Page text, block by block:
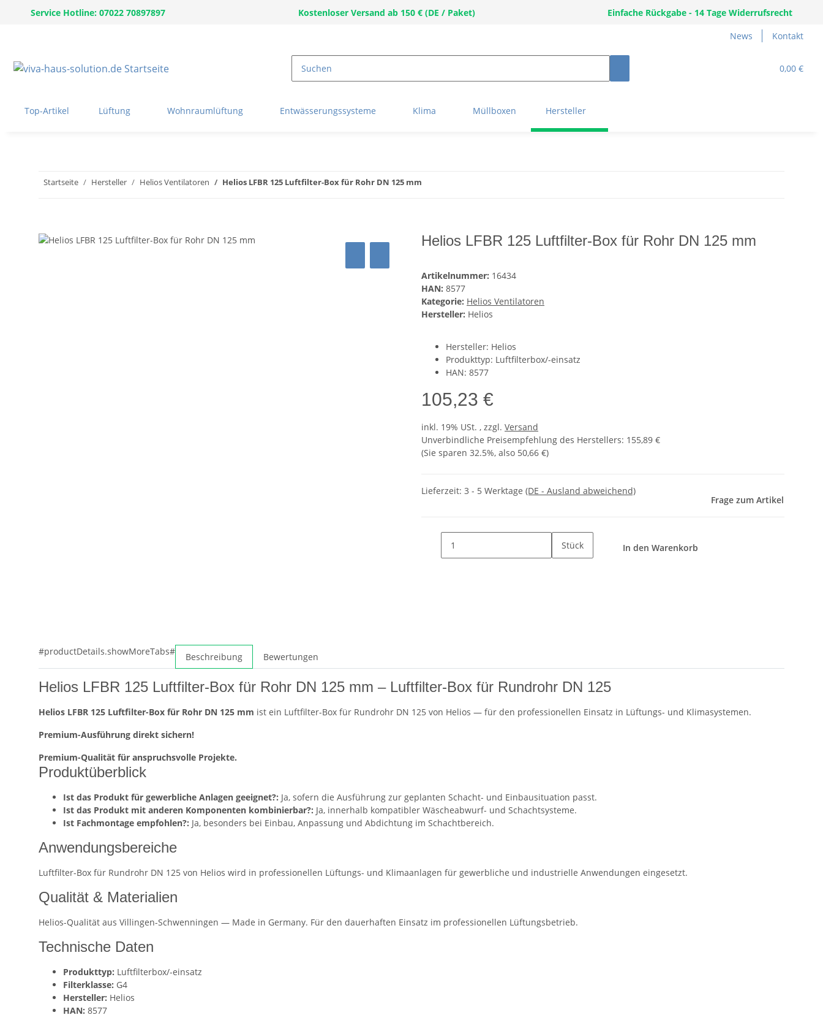
Service Hotline: 07022 70897897 Kostenloser Versand ab 150 € (DE / Paket) Einfache Rückgabe - 14 Tage Widerrufsrecht
News Kontakt
0,00 €
Top-Artikel Lüftung Wohnraumlüftung Entwässerungssysteme Klima Müllboxen Hersteller
Startseite Hersteller Helios Ventilatoren Helios LFBR 125 Luftfilter-Box für Rohr DN 125 mm
Helios LFBR 125 Luftfilter-Box für Rohr DN 125 mm
Artikelnummer: 16434
HAN: 8577
Kategorie: Helios Ventilatoren
Hersteller: Helios
Hersteller: Helios
Produkttyp: Luftfilterbox/-einsatz
HAN: 8577
105,23 €
inkl. 19% USt. , zzgl. Versand
Unverbindliche Preisempfehlung des Herstellers: 155,89 €
(Sie sparen 32.5%, also 50,66 €)
Lieferzeit: 3 - 5 Werktage (DE - Ausland abweichend)
Frage zum Artikel
Stück In den Warenkorb
#productDetails.showMoreTabs# Beschreibung Bewertungen
Helios LFBR 125 Luftfilter-Box für Rohr DN 125 mm – Luftfilter-Box für Rundrohr DN 125
Helios LFBR 125 Luftfilter-Box für Rohr DN 125 mm ist ein Luftfilter-Box für Rundrohr DN 125 von Helios — für den professionellen Einsatz in Lüftungs- und Klimasystemen.
Premium-Ausführung direkt sichern!
Premium-Qualität für anspruchsvolle Projekte.
Produktüberblick
Ist das Produkt für gewerbliche Anlagen geeignet?: Ja, sofern die Ausführung zur geplanten Schacht- und Einbausituation passt.
Ist das Produkt mit anderen Komponenten kombinierbar?: Ja, innerhalb kompatibler Wäscheabwurf- und Schachtsysteme.
Ist Fachmontage empfohlen?: Ja, besonders bei Einbau, Anpassung und Abdichtung im Schachtbereich.
Anwendungsbereiche
Luftfilter-Box für Rundrohr DN 125 von Helios wird in professionellen Lüftungs- und Klimaanlagen für gewerbliche und industrielle Anwendungen eingesetzt.
Qualität & Materialien
Helios-Qualität aus Villingen-Schwenningen — Made in Germany. Für den dauerhaften Einsatz im professionellen Lüftungsbetrieb.
Technische Daten
Produkttyp: Luftfilterbox/-einsatz
Filterklasse: G4
Hersteller: Helios
HAN: 8577